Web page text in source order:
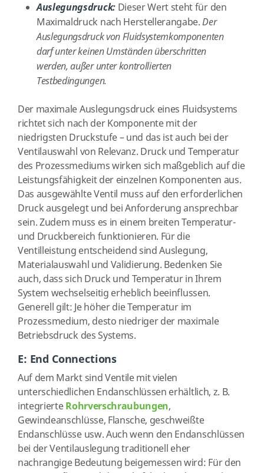
Auslegungsdruck:Dieser Wert steht für den
Maximaldruck nach Herstellerangabe.Der
Auslegungsdruck von Fluidsystemkomponenten
darf unter keinen Umständen überschritten
werden, außer unter kontrollierten
Testbedingungen.
Der maximale Auslegungsdruck eines Fluidsystems
richtet sich nach der Komponente mit der
niedrigsten Druckstufe – und das ist auch bei der
Ventilauswahl von Relevanz. Druck und Temperatur
des Prozessmediums wirken sich maßgeblich auf die
Leistungsfähigkeit der einzelnen Komponenten aus.
Das ausgewählte Ventil muss auf den erforderlichen
Druck ausgelegt und bei Anforderung ansprechbar
sein. Zudem muss es in einem breiten Temperatur-
und Druckbereich funktionieren. Für die
Ventilleistung entscheidend sind Auslegung,
Materialauswahl und Validierung. Bedenken Sie
auch, dass sich Druck und Temperatur in Ihrem
System wechselseitig erheblich beeinflussen.
Generell gilt: Je höher die Temperatur im
Prozessmedium, desto niedriger der maximale
Betriebsdruck des Systems.
E: End Connections
Auf dem Markt sind Ventile mit vielen
unterschiedlichen Endanschlüssen erhältlich, z. B.
integrierteRohrverschraubungen,
Gewindeanschlüsse, Flansche, geschweißte
Endanschlüsse usw. Auch wenn den Endanschlüssen
bei der Ventilauslegung traditionell eher
nachrangige Bedeutung beigemessen wird: Für den